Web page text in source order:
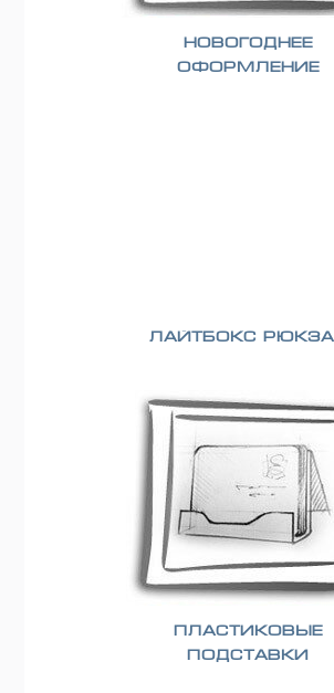
Новогоднее
оформление
Лайтбокс
Пластиковые
подставки